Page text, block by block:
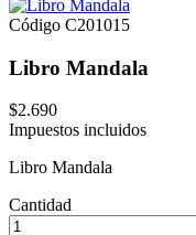
Código C201015
Libro Mandala
$2.690
Impuestos incluidos
Libro Mandala
Cantidad